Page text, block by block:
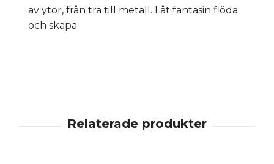
av ytor, från trä till metall. Låt fantasin flöda
och skapa